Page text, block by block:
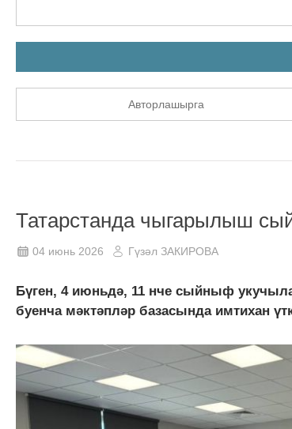
Авторлашырга
Татарстанда чыгарылыш
04 июнь 2026 Гүзәл ЗАКИРОВА
Бүген, 4 июньдә, 11 нче сыйныф
буенча мәктәпләр базасында имтихан